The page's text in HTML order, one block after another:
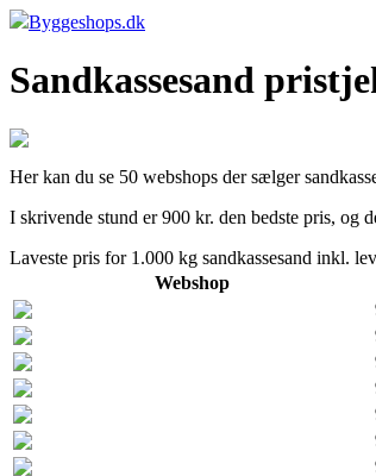
Byggeshops.dk
Sandkassesand
Her kan du se 50 webshops der sælger
I skrivende stund er 900 kr. den bedste pris, og
Laveste pris for 1.000 kg sandkassesand inkl.
Webshop